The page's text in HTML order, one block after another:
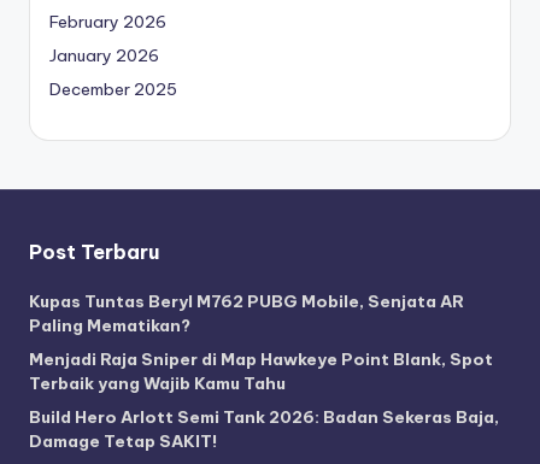
February 2026
January 2026
December 2025
Post Terbaru
Kupas Tuntas Beryl M762 PUBG Mobile, Senjata AR
Paling Mematikan?
Menjadi Raja Sniper di Map Hawkeye Point Blank, Spot
Terbaik yang Wajib Kamu Tahu
Build Hero Arlott Semi Tank 2026: Badan Sekeras Baja,
Damage Tetap SAKIT!